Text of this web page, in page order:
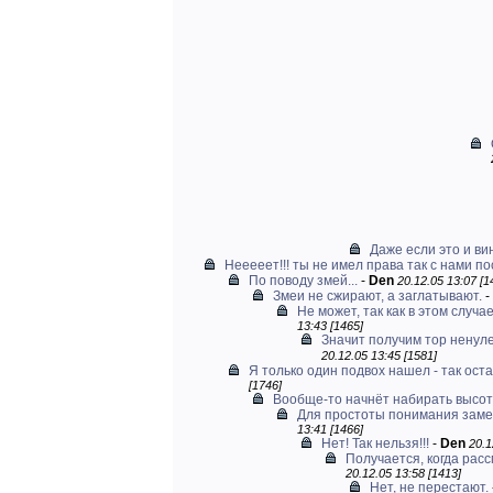
Даже если это и
Нееееет!!! ты не имел права так с нами
По поводу змей... - Den 20.12.05 13:07
Змеи не сжирают, а заглатывают. -
Не может, так как в этом
13:43 [1465]
Значит получим тор
20.12.05 13:45 [1581]
Я только один подвох нашел - так
[1746]
Вообще-то начнёт набирать
Для простоты понимания
13:41 [1466]
Нет! Так нельзя!!! - Den
Получается, когда
20.12.05 13:58 [1413]
Нет, не перестают.